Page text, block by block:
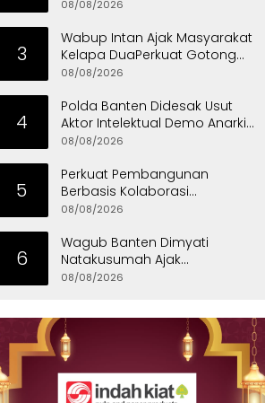
08/08/2026
3
Wabup Intan Ajak Masyarakat
Kelapa DuaPerkuat Gotong
Royong dan Persatuan
08/08/2026
4
Polda Banten Didesak Usut
Aktor Intelektual Demo Anarkis
di PT PEMI
08/08/2026
5
Perkuat Pembangunan
Berbasis Kolaborasi
Masyarakat, Walikota
2026
08/08/2026
6
Wagub Banten Dimyati
Natakusumah Ajak
Masyarakat Teladani Sifat Nabi
08/08/2026